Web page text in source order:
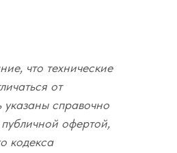
что технические
от
указаны справочно
офертой,
кодекса